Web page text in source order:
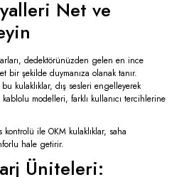
Net ve
dedektörünüzden gelen en ince
bir şekilde duymanıza olanak tanır.
kulaklıklar, dış sesleri engelleyerek
kablolu modelleri, farklı kullanıcı tercihlerine
ile OKM kulaklıklar, saha
hale getirir.
Üniteleri: